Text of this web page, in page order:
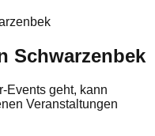
Schwarzenbek
Events geht, kann
Veranstaltungen